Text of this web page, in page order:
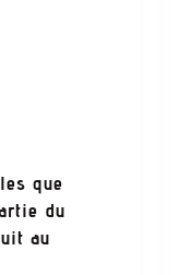
que
du
au